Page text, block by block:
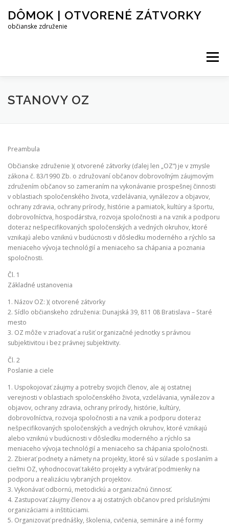
obsah
DÔMOK | OTVORENÉ ZÁTVORKY
občianske združenie
Menu
PROJEKTY KAMPANE
STANOVY OZ
Preambula
Občianske združenie )( otvorené zátvorky (ďalej len „OZ“) je v zmysle
zákona č. 83/1990 Zb. o združovaní občanov dobrovoľným záujmovým
združením občanov so zameraním na vykonávanie prospešnej činnosti
v oblastiach spoločenského života, vzdelávania, vynálezov a objavov,
ochrany zdravia, ochrany prírody, histórie a pamiatok, kultúry a športu,
dobrovoľníctva, hospodárstva, rozvoja spoločnosti a na vznik a podporu
doteraz nešpecifikovaných spoločenských a vedných okruhov, ktoré
vznikajú alebo vzniknú v budúcnosti v dôsledku moderného a rýchlo sa
meniaceho vývoja technológií a meniaceho sa chápania a poznania
spoločnosti.
Čl. 1
Základné ustanovenia
1. Názov OZ: )( otvorené zátvorky
2. Sídlo občianskeho združenia: Dunajská 39, 811 08 Bratislava – Staré
mesto
3. OZ môže v zriaďovať a rušiť organizačné jednotky s právnou
subjektivitou i bez právnej subjektivity.
Čl. 2
Poslanie a ciele
1. Uspokojovať záujmy a potreby svojich členov, ale aj ostatnej
verejnosti v oblastiach spoločenského života, vzdelávania, vynálezov a
objavov, ochrany zdravia, ochrany prírody, histórie, kultúry,
dobrovoľníctva, rozvoja spoločnosti a na vznik a podporu doteraz
nešpecifikovaných spoločenských a vedných okruhov, ktoré vznikajú
alebo vzniknú v budúcnosti v dôsledku moderného a rýchlo sa
meniaceho vývoja technológií a meniaceho sa chápania spoločnosti.
2. Zbierať podnety a námety na projekty, ktoré sú v súlade s poslaním a
cieľmi OZ, vyhodnocovať takéto projekty a vytvárať podmienky na
podporu a realizáciu vybraných projektov.
3. Vykonávať odbornú, metodickú a organizačnú činnosť.
4. Zastupovať záujmy členov a aj ostatných občanov pred príslušnými
organizáciami a inštitúciami.
5. Organizovať prednášky, školenia, cvičenia, semináre a iné formy